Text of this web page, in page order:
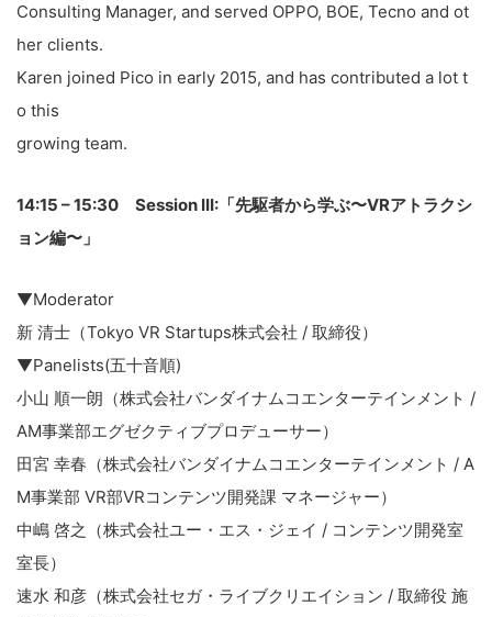
Consulting Manager, and served OPPO, BOE, Tecno and ot
her clients.
Karen joined Pico in early 2015, and has contributed a lot t
o this
growing team.
14:15 – 15:30 Session III:「先駆者から学ぶ〜VRアトラクシ
ョン編〜」
▼Moderator
新 清士（Tokyo VR Startups株式会社 / 取締役）
▼Panelists(五十音順)
小山 順一朗（株式会社バンダイナムコエンターテインメント /
AM事業部エグゼクティブプロデューサー）
田宮 幸春（株式会社バンダイナムコエンターテインメント / A
M事業部 VR部VRコンテンツ開発課 マネージャー）
中嶋 啓之（株式会社ユー・エス・ジェイ / コンテンツ開発室
室長）
速水 和彦（株式会社セガ・ライブクリエイション / 取締役 施